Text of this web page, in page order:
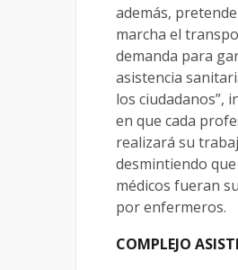
además,
marcha el
demanda para
asistencia
los ciudadanos”,
en que cada
realizará su
desmintiendo
médicos fueran
por enfermeros.
COMPLEJO